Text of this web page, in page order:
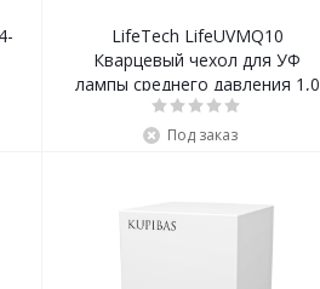
LifeTech LifeUVMQ10
Кварцевый чехол для УФ
лампы среднего давления 1,0
кВт
Под заказ